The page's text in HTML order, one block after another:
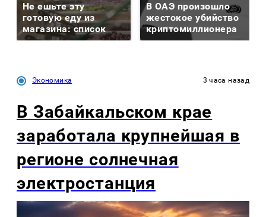
Не ешьте эту
готовую еду из
магазина: список
В ОАЭ произошло
жестокое убийство
криптомиллионера
Экономика 3 часа назад
В Забайкальском крае
заработала крупнейшая в
регионе солнечная
электростанция